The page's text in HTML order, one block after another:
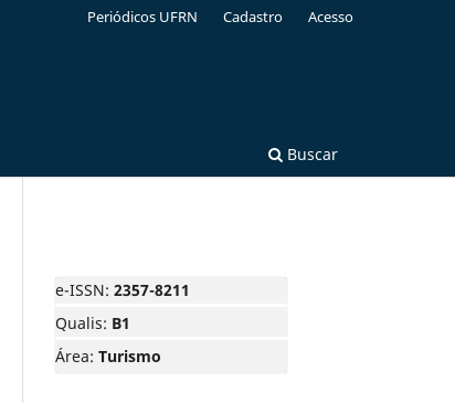
Buscar
Periódicos UFRN Cadastro Acesso
e-ISSN: 2357-8211
Qualis: B1
Área: Turismo